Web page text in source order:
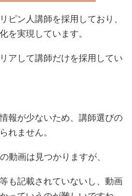
ピン人講師を採用しており、
を実現しています。
アして講師だけを採用してい
報が少ないため、講師選びの
れません。
動画は見つかりますが、
も記載されていないし、動画